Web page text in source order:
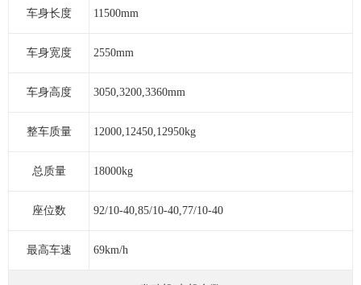
车身长度 11500mm
车身宽度 2550mm
车身高度 3050,3200,3360mm
整车质量 12000,12450,12950kg
总质量 18000kg
座位数 92/10-40,85/10-40,77/10-40
最高车速 69km/h